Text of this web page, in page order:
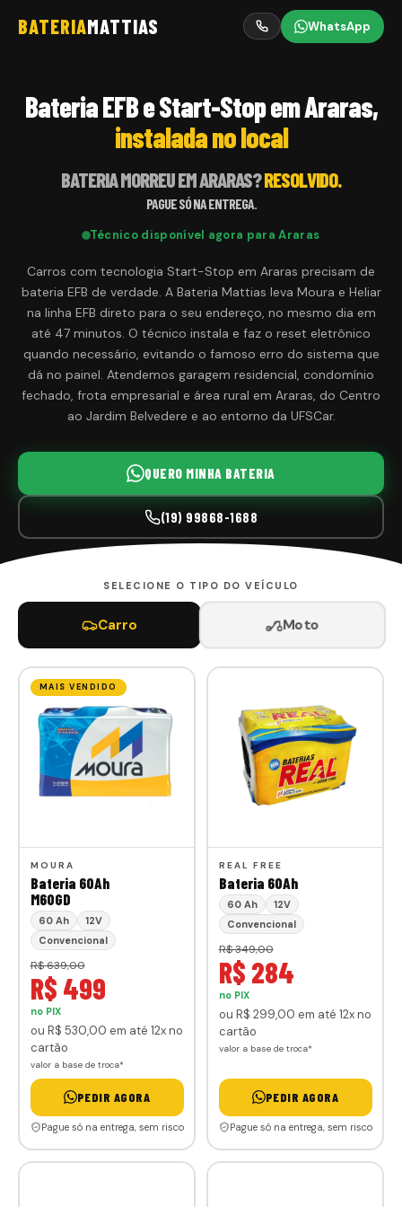
BATERIAMATTIAS WhatsApp
Bateria EFB e Start-Stop em Araras,
instalada no local
BATERIA MORREU EMARARAS?RESOLVIDO.
PAGUE SÓ NA ENTREGA.
Técnico disponível agora paraAraras
Carros com tecnologia Start-Stop em Araras precisam de
bateria EFB de verdade. A Bateria Mattias leva Moura e Heliar
na linha EFB direto para o seu endereço, no mesmo dia em
até 47 minutos. O técnico instala e faz o reset eletrônico
quando necessário, evitando o famoso erro do sistema que
dá no painel. Atendemos garagem residencial, condomínio
fechado, frota empresarial e área rural em Araras, do Centro
ao Jardim Belvedere e ao entorno da UFSCar.
QUERO MINHA BATERIA
(19) 99868-1688
SELECIONE O TIPO DO VEÍCULO
Carro Moto
MAIS VENDIDO
MOURA
Bateria 60Ah
M60GD
60 Ah
12V
Convencional
R$ 639,00
R$ 499
no PIX
ou R$ 530,00 em até 12x no
cartão
valor a base de troca*
PEDIR AGORA
Pague só na entrega, sem risco
REAL FREE
Bateria 60Ah
60 Ah
12V
Convencional
R$ 349,00
R$ 284
no PIX
ou R$ 299,00 em até 12x no
cartão
valor a base de troca*
PEDIR AGORA
Pague só na entrega, sem risco